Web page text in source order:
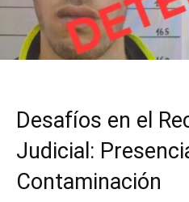
Desafíos en el
Judicial:
Contaminación